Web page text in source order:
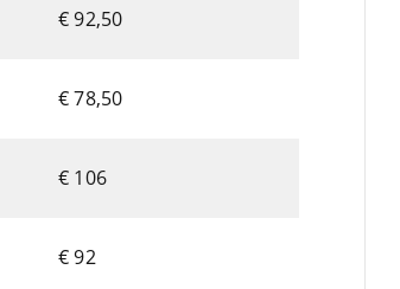
€ 92,50
€ 78,50
€ 106
€ 92